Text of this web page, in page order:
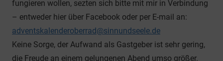
fungieren wollen, sezten sich bitte mit mir in Verbindung
– entweder hier über Facebook oder per E-mail an:
adventskalenderoberrad@sinnundseele.de
Keine Sorge, der Aufwand als Gastgeber ist sehr gering,
die Freude an einem gelungenen Abend umso größer.